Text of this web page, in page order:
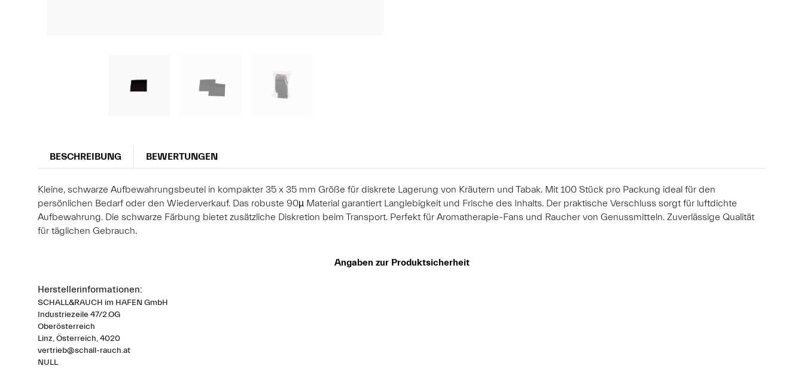
BESCHREIBUNG BEWERTUNGEN
Kleine, schwarze Aufbewahrungsbeutel in kompakter 35 x 35 mm Größe für diskrete Lagerung von Kräutern und Tabak. Mit 100 Stück pro Packung ideal für den
persönlichen Bedarf oder den Wiederverkauf. Das robuste 90µ Material garantiert Langlebigkeit und Frische des Inhalts. Der praktische Verschluss sorgt für luftdichte
Aufbewahrung. Die schwarze Färbung bietet zusätzliche Diskretion beim Transport. Perfekt für Aromatherapie-Fans und Raucher von Genussmitteln. Zuverlässige Qualität
für täglichen Gebrauch.
Angaben zur Produktsicherheit
Herstellerinformationen:
SCHALL&RAUCH im HAFEN GmbH
Industriezeile 47/2.OG
Oberösterreich
Linz, Österreich, 4020
vertrieb@schall-rauch.at
NULL